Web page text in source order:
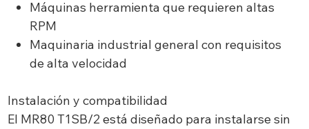
Máquinas herramienta que requieren altas
RPM
Maquinaria industrial general con requisitos
de alta velocidad
Instalación y compatibilidad
El MR80 T1SB/2 está diseñado para instalarse sin